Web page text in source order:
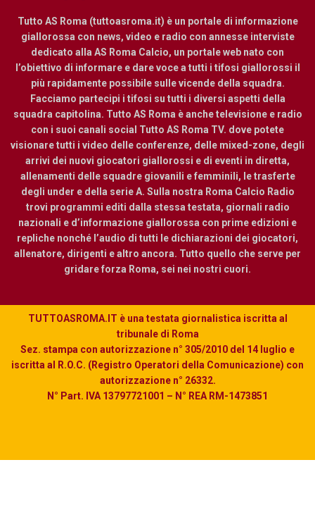
Tutto AS Roma (tuttoasroma.it) è un portale di informazione
giallorossa con news, video e radio con annesse interviste
dedicato alla AS Roma Calcio, un portale web nato con
l’obiettivo di informare e dare voce a tutti i tifosi giallorossi il
più rapidamente possibile sulle vicende della squadra.
Facciamo partecipi i tifosi su tutti i diversi aspetti della
squadra capitolina. Tutto AS Roma è anche televisione e radio
con i suoi canali social Tutto AS Roma TV. dove potete
visionare tutti i video delle conferenze, delle mixed-zone, degli
arrivi dei nuovi giocatori giallorossi e di eventi in diretta,
allenamenti delle squadre giovanili e femminili, le trasferte
degli under e della serie A. Sulla nostra Roma Calcio Radio
trovi programmi editi dalla stessa testata, giornali radio
nazionali e d’informazione giallorossa con prime edizioni e
repliche nonché l’audio di tutti le dichiarazioni dei giocatori,
allenatore, dirigenti e altro ancora. Tutto quello che serve per
gridare forza Roma, sei nei nostri cuori.
TUTTOASROMA.IT è una testata giornalistica iscritta al
tribunale di Roma
Sez. stampa con autorizzazione n° 305/2010 del 14 luglio e
iscritta al R.O.C. (Registro Operatori della Comunicazione) con
autorizzazione n° 26332.
N° Part. IVA 13797721001 – N° REA RM-1473851